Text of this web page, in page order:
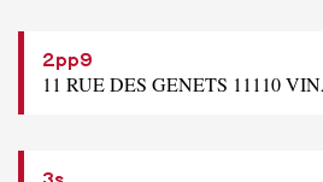
2pp9
11 RUE DES GENETS 11110